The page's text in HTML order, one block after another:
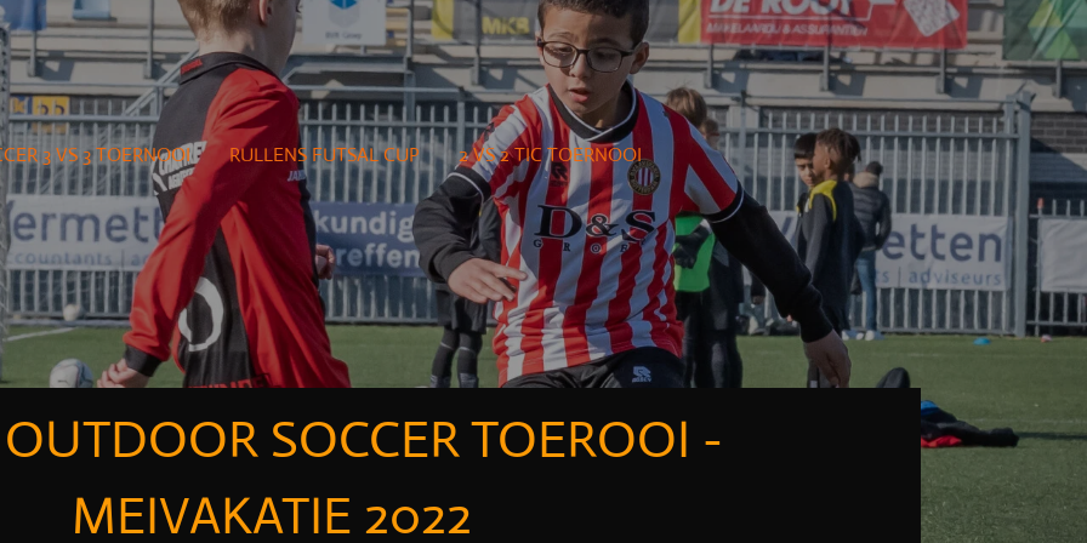
3 VS 3 TOERNOOI RULLENS FUTSAL CUP 2 VS 2 TIC TOERNOOI
SOCCER TOEROOI -
MEIVAKATIE 2022